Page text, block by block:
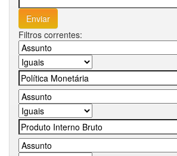
Filtros correntes: